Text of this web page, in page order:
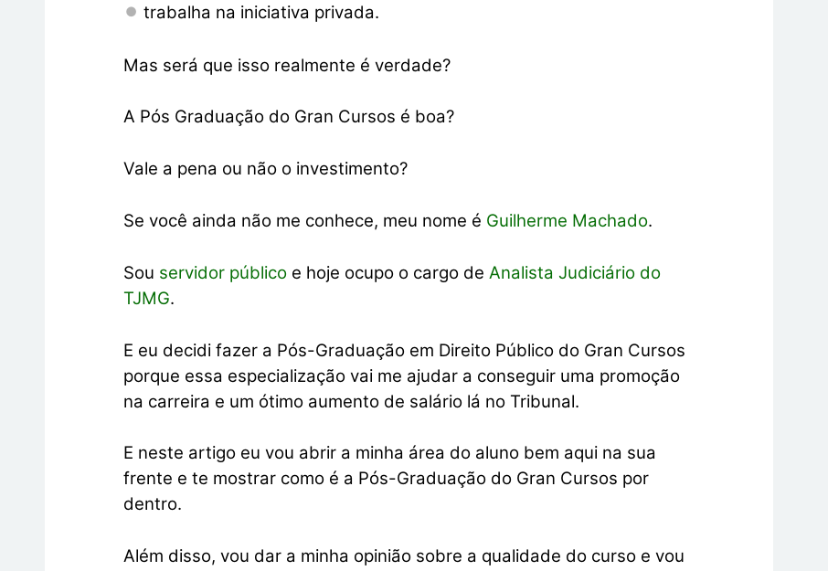
trabalha na iniciativa privada.
Mas será que isso realmente é verdade?
A Pós Graduação do Gran Cursos é boa?
Vale a pena ou não o investimento?
Se você ainda não me conhece, meu nome é Guilherme Machado.
Sou servidor público e hoje ocupo o cargo deAnalista Judiciário do
TJMG.
E eu decidi fazer a Pós-Graduação em Direito Público do Gran Cursos
porque essa especialização vai me ajudar a conseguir uma promoção
na carreira e um ótimo aumento de salário lá no Tribunal.
E neste artigo eu vou abrir a minha área do aluno bem aqui na sua
frente e te mostrar como é a Pós-Graduação do Gran Cursos por
dentro.
Além disso, vou dar a minha opinião sobre a qualidade do curso e vou